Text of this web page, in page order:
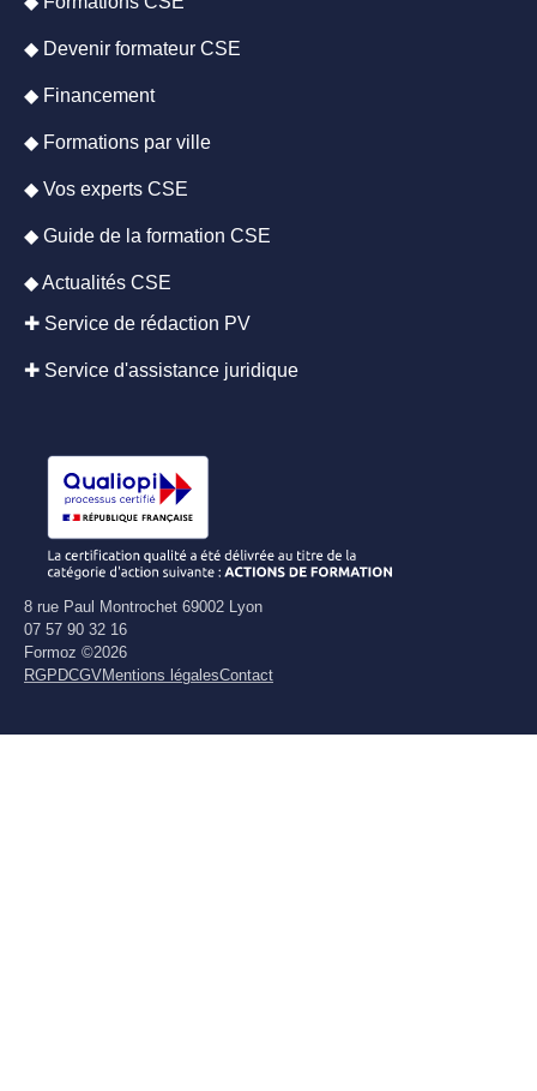
◆ Devenir formateur CSE
◆ Financement
◆ Formations par ville
◆ Vos experts CSE
◆ Guide de la formation CSE
◆ Actualités CSE
✚ Service de rédaction PV
✚ Service d'assistance juridique
8 rue Paul Montrochet 69002 Lyon
07 57 90 32 16
Formoz ©2026
RGPDCGVMentions légalesContact